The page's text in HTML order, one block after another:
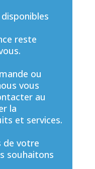
reste
ou
vous
au
la
et services.
de votre
souhaitons